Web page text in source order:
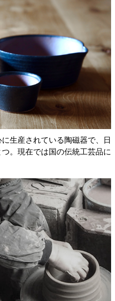
生産されている陶磁器で、日
。現在では国の伝統工芸品に